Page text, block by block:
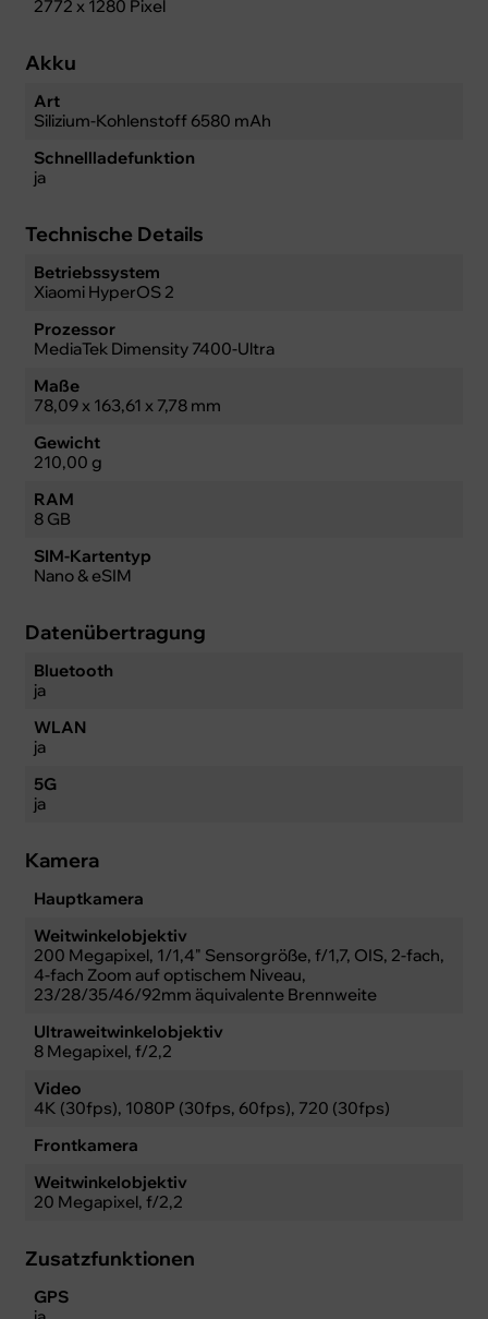
2772 x 1280 Pixel
Akku
Art
Silizium-Kohlenstoff 6580 mAh
Schnellladefunktion
ja
Technische Details
Betriebssystem
Xiaomi HyperOS 2
Prozessor
MediaTek Dimensity 7400-Ultra
Maße
78,09 x 163,61 x 7,78 mm
Gewicht
210,00 g
RAM
8 GB
SIM-Kartentyp
Nano & eSIM
Datenübertragung
Bluetooth
ja
WLAN
ja
5G
ja
Kamera
Hauptkamera
Weitwinkelobjektiv
200 Megapixel, 1/1,4" Sensorgröße, f/1,7, OIS, 2-fach,
4-fach Zoom auf optischem Niveau,
23/28/35/46/92mm äquivalente Brennweite
Ultraweitwinkelobjektiv
8 Megapixel, f/2,2
Video
4K (30fps), 1080P (30fps, 60fps), 720 (30fps)
Frontkamera
Weitwinkelobjektiv
20 Megapixel, f/2,2
Zusatzfunktionen
GPS